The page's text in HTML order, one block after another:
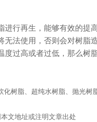
行再生，能够有效的提
法使用，否则会对树脂造
过高或者过低，那么树
树脂、超纯水树脂、抛光
文地址或注明文章出处